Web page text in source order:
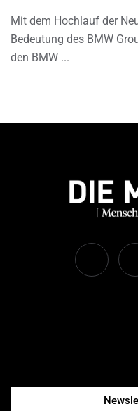
Mit dem Hochlauf der
Bedeutung des BMW
den BMW